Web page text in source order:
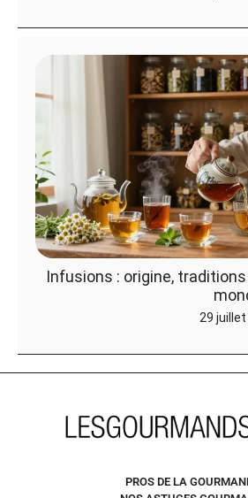
Infusions : origine,
29
PROS DE LA